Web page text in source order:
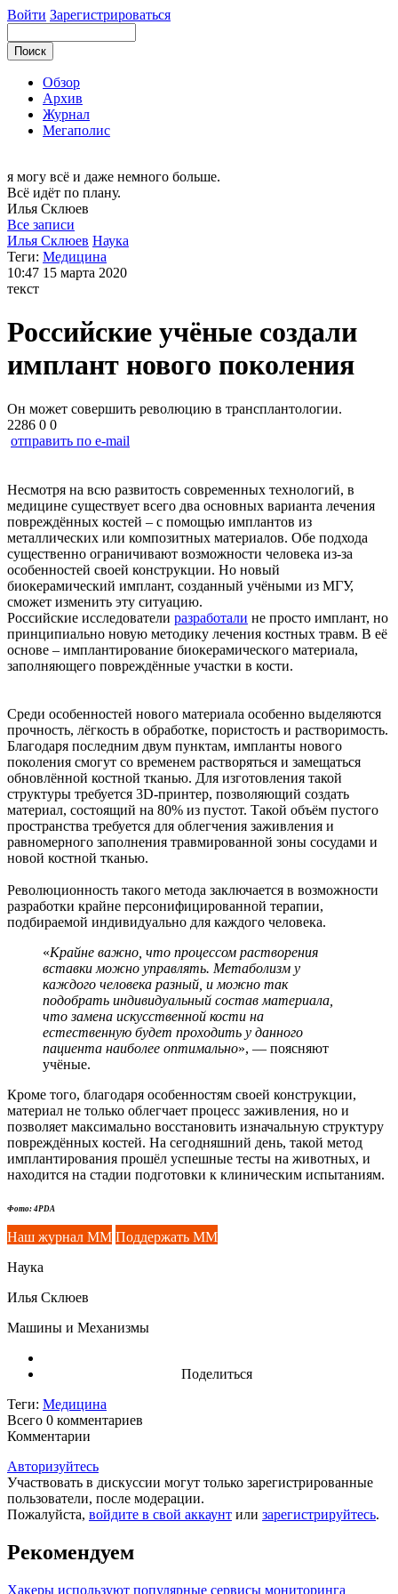
Войти Зарегистрироваться
Обзор
Архив
Журнал
Мегаполис
я могу всё и даже немного больше.
Всё идёт по плану.
Илья Склюев
Все записи
Илья Склюев Наука
Теги: Медицина
10:47 15 марта 2020
текст
Российские учёные создали
имплант нового поколения
Он может совершить революцию в трансплантологии.
2286 0 0
отправить по e-mail
Несмотря на всю развитость современных технологий, в
медицине существует всего два основных варианта лечения
повреждённых костей – с помощью имплантов из
металлических или композитных материалов. Обе подхода
существенно ограничивают возможности человека из-за
особенностей своей конструкции. Но новый
биокерамический имплант, созданный учёными из МГУ,
сможет изменить эту ситуацию.
Российские исследователи разработали не просто имплант, но
принципиально новую методику лечения костных травм. В её
основе – имплантирование биокерамического материала,
заполняющего повреждённые участки в кости.
Среди особенностей нового материала особенно выделяются
прочность, лёгкость в обработке, пористость и растворимость.
Благодаря последним двум пунктам, импланты нового
поколения смогут со временем растворяться и замещаться
обновлённой костной тканью. Для изготовления такой
структуры требуется 3D-принтер, позволяющий создать
материал, состоящий на 80% из пустот. Такой объём пустого
пространства требуется для облегчения заживления и
равномерного заполнения травмированной зоны сосудами и
новой костной тканью.
Революционность такого метода заключается в возможности
разработки крайне персонифицированной терапии,
подбираемой индивидуально для каждого человека.
«Крайне важно, что процессом растворения
вставки можно управлять. Метаболизм у
каждого человека разный, и можно так
подобрать индивидуальный состав материала,
что замена искусственной кости на
естественную будет проходить у данного
пациента наиболее оптимально», — поясняют
учёные.
Кроме того, благодаря особенностям своей конструкции,
материал не только облегчает процесс заживления, но и
позволяет максимально восстановить изначальную структуру
повреждённых костей. На сегодняшний день, такой метод
имплантирования прошёл успешные тесты на животных, и
находится на стадии подготовки к клиническим испытаниям.
Фото: 4PDA
Наш журнал ММ Поддержать ММ
Наука
Илья Склюев
Машины и Механизмы
Поделиться
Теги: Медицина
Всего 0 комментариев
Комментарии
Авторизуйтесь
Участвовать в дискуссии могут только зарегистрированные
пользователи, после модерации.
Пожалуйста, войдите в свой аккаунт или зарегистрируйтесь.
Рекомендуем
Хакеры используют популярные сервисы мониторинга